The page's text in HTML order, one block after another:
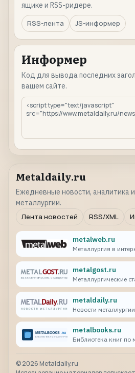
ящике и RSS-ридере.
RSS-лента
JS-информер
Информер
Код для вывода последних
вашем сайте.
Metaldaily.ru
Ежедневные новости, аналитика
металлургии.
Лента новостей
RSS/XML
metalweb.ru
Металлургия в
metalgost.ru
Металлургические
metaldaily.ru
Новости металлургии
metalbooks.ru
Библиотека книг по
©2026 Metaldaily.ru